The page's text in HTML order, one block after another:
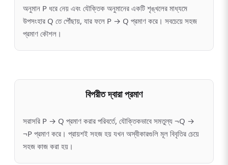
অনুমান P ধরে নেয় এবং যৌক্তিক অনুমানের একটি শৃঙ্খলের মাধ্যমে
উপসংহার Q তে পৌঁছায়, যার ফলে P → Q প্রমাণ করে। সবচেয়ে সহজ
প্রমাণ কৌশল।
বিপরীত দ্বারা প্রমাণ
সরাসরি P → Q প্রমাণ করার পরিবর্তে, যৌক্তিকভাবে সমতুল্য ¬Q →
¬P প্রমাণ করে। প্রায়শই সহজ হয় যখন অস্বীকারগুলি মূল বিবৃতির চেয়ে
সহজ কাজ করা হয়।